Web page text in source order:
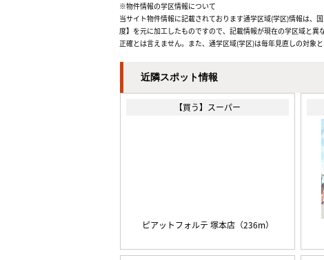
※物件情報の学区情報について
当サイト物件情報に記載されております通学区域(学区)情報は
度】を元に加工したものですので、記載情報が現在の学区域と
正確とは言えません。また、通学区域(学区)は毎年見直しの対象
近隣スポット情報
【買う】スーパー
ピアットフォルテ 塚本店（236m）